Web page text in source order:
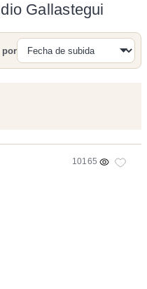
Gallastegui
Buscar
por
10165